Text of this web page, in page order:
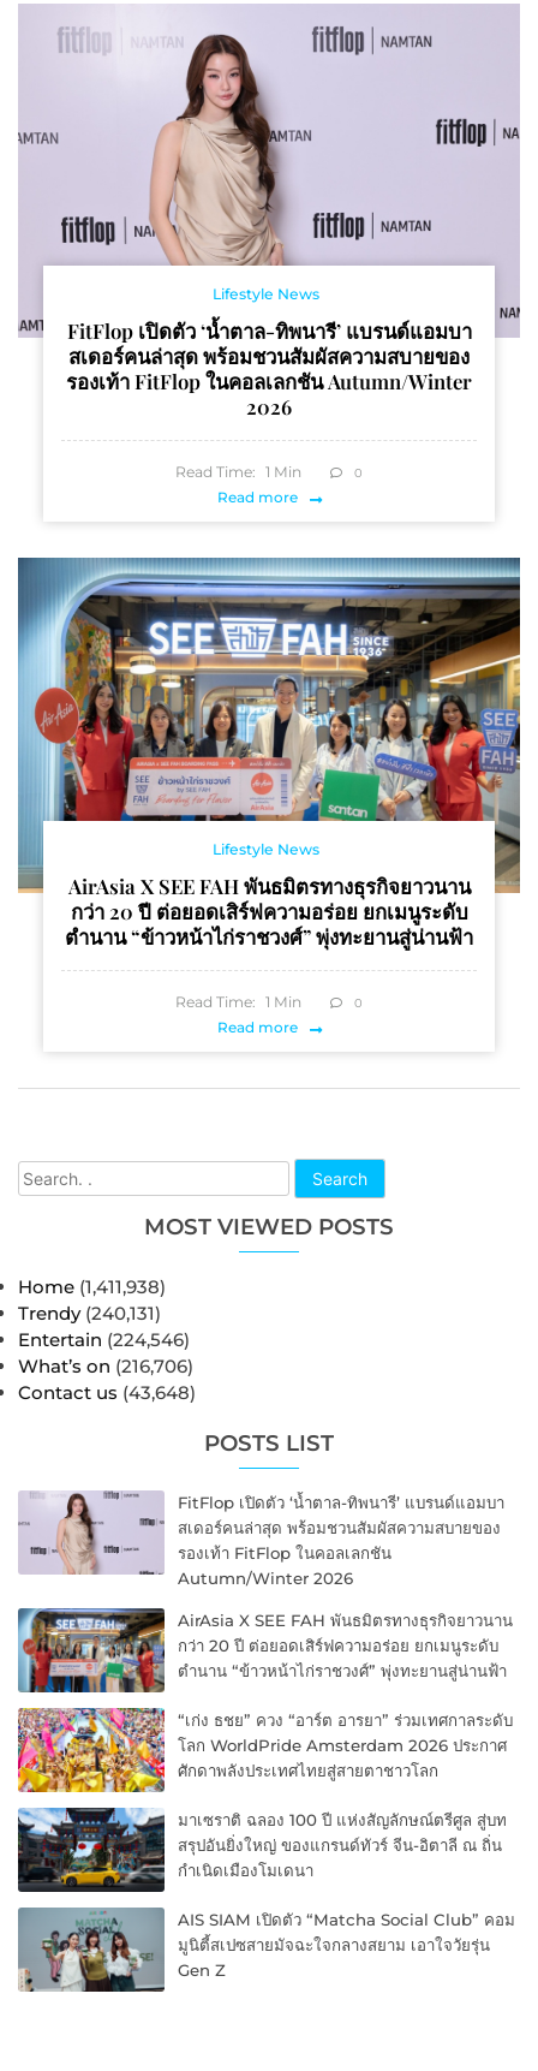
Search
MOST VIEWED POSTS
Home (1,411,938)
Trendy (240,131)
Entertain (224,546)
What’s on (216,706)
Contact us (43,648)
POSTS LIST
FitFlop เปิดตัว ‘น้ำตาล-ทิพนารี’ แบรนด์แอมบา
สเดอร์คนล่าสุด พร้อมชวนสัมผัสความสบายของ
รองเท้า FitFlop ในคอลเลกชัน
Autumn/Winter 2026
AirAsia X SEE FAH พันธมิตรทางธุรกิจยาวนาน
กว่า 20 ปี ต่อยอดเสิร์ฟความอร่อย ยกเมนูระดับ
ตำนาน “ข้าวหน้าไก่ราชวงศ์” พุ่งทะยานสู่น่านฟ้า
“เก่ง ธชย” ควง “อาร์ต อารยา” ร่วมเทศกาลระดับ
โลก WorldPride Amsterdam 2026 ประกาศ
ศักดาพลังประเทศไทยสู่สายตาชาวโลก
มาเซราติ ฉลอง 100 ปี แห่งสัญลักษณ์ตรีศูล สู่บท
สรุปอันยิ่งใหญ่ ของแกรนด์ทัวร์ จีน-อิตาลี ณ ถิ่น
กำเนิดเมืองโมเดนา
AIS SIAM เปิดตัว “Matcha Social Club” คอม
มูนิตี้สเปซสายมัจฉะใจกลางสยาม เอาใจวัยรุ่น
Gen Z
Lifestyle News
FitFlop เปิดตัว ‘น้ำตาล-ทิพนารี’ แบรนด์แอมบา
สเดอร์คนล่าสุด พร้อมชวนสัมผัสความสบายของ
รองเท้า FitFlop ในคอลเลกชัน Autumn/Winter
2026
Read Time: 1 Min 0
Read more
Lifestyle News
AirAsia X SEE FAH พันธมิตรทางธุรกิจยาวนาน
กว่า 20 ปี ต่อยอดเสิร์ฟความอร่อย ยกเมนูระดับ
ตำนาน “ข้าวหน้าไก่ราชวงศ์” พุ่งทะยานสู่น่านฟ้า
Read Time: 1 Min 0
Read more